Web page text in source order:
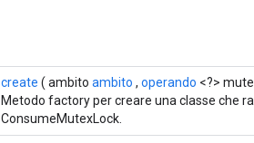
create ( ambito ambito , operando <?>
Metodo factory per creare una classe che
ConsumeMutexLock.